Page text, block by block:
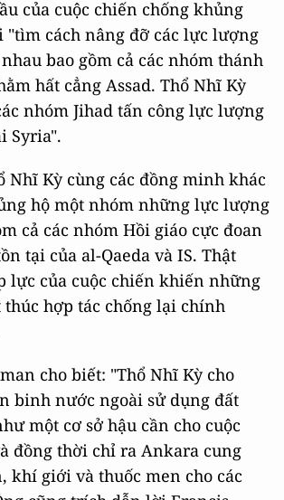
của cuộc chiến chống khủng
"tìm cách nâng đỡ các lực lượng
bao gồm cả các nhóm thánh
hất cẳng Assad. Thổ Nhĩ Kỳ
nhóm Jihad tấn công lực lượng
Syria".
Nhĩ Kỳ cùng các đồng minh khác
hộ một nhóm những lực lượng
cả các nhóm Hồi giáo cực đoan
tại của al-Qaeda và IS. Thật
lực của cuộc chiến khiến những
hợp tác chống lại chính
cho biết: "Thổ Nhĩ Kỳ cho
binh nước ngoài sử dụng đất
một cơ sở hậu cần cho cuộc
đồng thời chỉ ra Ankara cung
khí giới và thuốc men cho các